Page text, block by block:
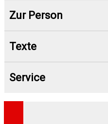
Zur Person
Texte
Service